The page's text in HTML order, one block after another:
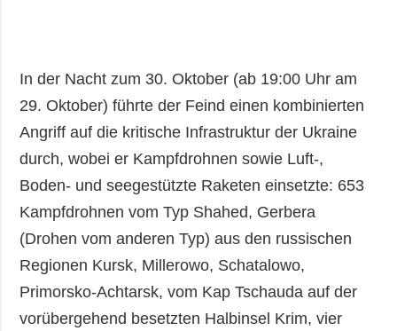
In der Nacht zum 30. Oktober (ab 19:00 Uhr am
29. Oktober) führte der Feind einen kombinierten
Angriff auf die kritische Infrastruktur der Ukraine
durch, wobei er Kampfdrohnen sowie Luft-,
Boden- und seegestützte Raketen einsetzte: 653
Kampfdrohnen vom Typ Shahed, Gerbera
(Drohen vom anderen Typ) aus den russischen
Regionen Kursk, Millerowo, Schatalowo,
Primorsko-Achtarsk, vom Kap Tschauda auf der
vorübergehend besetzten Halbinsel Krim, vier